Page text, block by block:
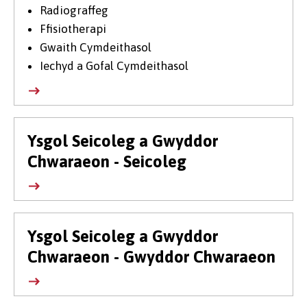
Radiograffeg
Ffisiotherapi
Gwaith Cymdeithasol
Iechyd a Gofal Cymdeithasol
Ysgol Seicoleg a Gwyddor
Chwaraeon - Seicoleg
Ysgol Seicoleg a Gwyddor
Chwaraeon - Gwyddor Chwaraeon